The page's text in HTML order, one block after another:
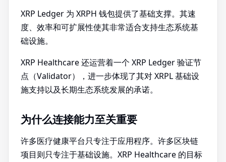
XRP Ledger 为 XRPH 钱包提供了基础支撑。其速
度、效率和可扩展性使其非常适合支持生态系统基
础设施。
XRP Healthcare 还运营着一个 XRP Ledger 验证节
点（Validator），进一步体现了其对 XRPL 基础设
施支持以及长期生态系统发展的承诺。
为什么连接能力至关重要
许多医疗健康平台只专注于应用程序。许多区块链
项目则只专注于基础设施。XRP Healthcare 的目标